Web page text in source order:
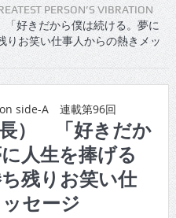
PERSON’S VIBRATION
好きだから僕は続ける。夢に
りお笑い仕事人からの熱きメッ
side-A 連載第96回
） 「好きだか
人生を捧げる
残りお笑い仕
セージ